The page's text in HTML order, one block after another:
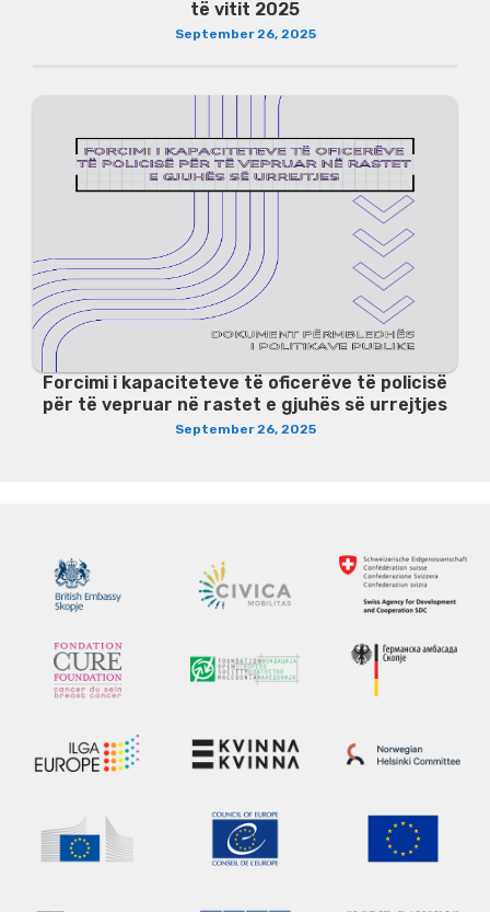
të vitit 2025
September 26, 2025
Forcimi i kapaciteteve të oficerëve të policisë
për të vepruar në rastet e gjuhës së urrejtjes
September 26, 2025